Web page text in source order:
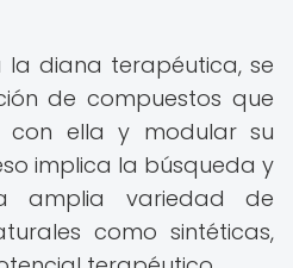
la diana terapéutica, se
de compuestos que
con ella y modular su
implica la búsqueda y
amplia variedad de
como sintéticas,